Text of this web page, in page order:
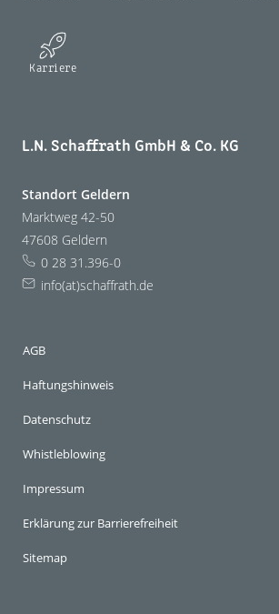
Karriere
L.N. Schaffrath GmbH & Co. KG
Standort Geldern
Marktweg 42-50
47608 Geldern
0 28 31.396-0
info(at)schaffrath.de
AGB
Haftungshinweis
Datenschutz
Whistleblowing
Impressum
Erklärung zur Barrierefreiheit
Sitemap